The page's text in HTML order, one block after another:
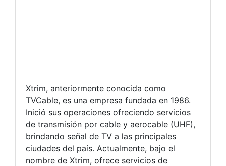
Xtrim, anteriormente conocida como
TVCable, es una empresa fundada en 1986.
Inició sus operaciones ofreciendo servicios
de transmisión por cable y aerocable (UHF),
brindando señal de TV a las principales
ciudades del país. Actualmente, bajo el
nombre de Xtrim, ofrece servicios de